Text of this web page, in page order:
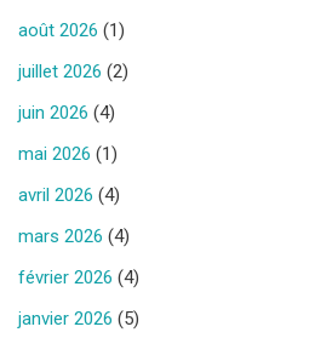
août 2026 (1)
juillet 2026 (2)
juin 2026 (4)
mai 2026 (1)
avril 2026 (4)
mars 2026 (4)
février 2026 (4)
janvier 2026 (5)